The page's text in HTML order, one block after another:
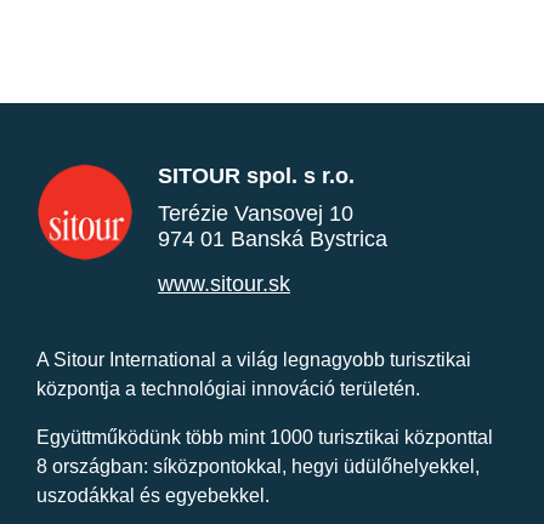
SITOUR spol. s r.o.
Terézie Vansovej 10
974 01 Banská Bystrica
www.sitour.sk
A Sitour International a világ legnagyobb turisztikai
központja a technológiai innováció területén.
Együttműködünk több mint 1000 turisztikai központtal
8 országban: síközpontokkal, hegyi üdülőhelyekkel,
uszodákkal és egyebekkel.